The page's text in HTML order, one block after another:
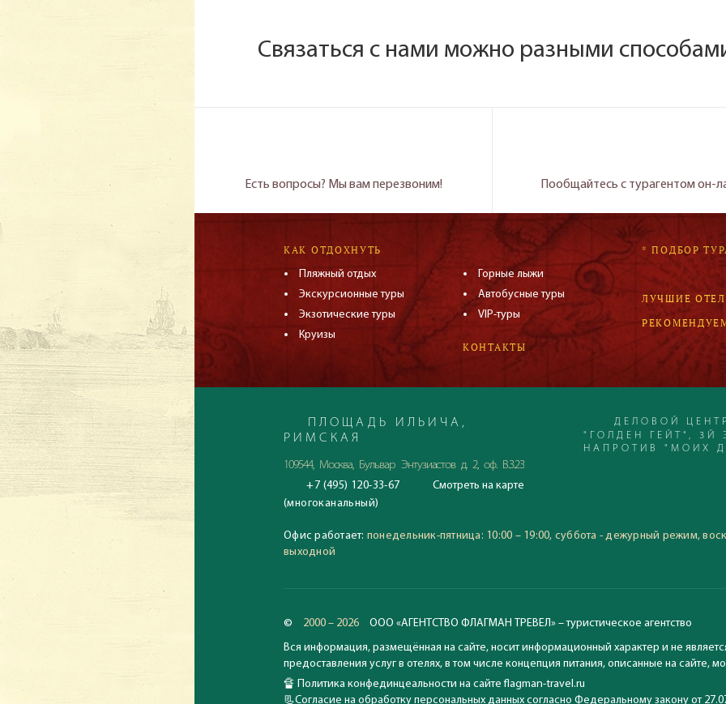
Связаться с нами можно разными
Есть вопросы? Мы вам перезвоним! Пообщайтесь с турагентом он-
КАК ОТДОХНУТЬ
Пляжный отдых
Экскурсионные туры
Экзотические туры
Круизы
Горные лыжи
Автобусные туры
VIP-туры
* ПОДБОР
ЛУЧШИЕ
КОНТАКТЫ
ПЛОЩАДЬ ИЛЬИЧА,
РИМСКАЯ
109544, Москва, Бульвар Энтузиастов д. 2, оф. В.3.23
+7 (495) 120-33-67
(многоканальный)
Смотреть на карте
ДЕЛОВОЙ ЦЕНТР
"ГОЛДЕН ГЕЙТ", 3Й
НАПРОТИВ "МОИХ
воскресение: выходной
Офис работает: понедельник-пятница: 10:00 – 19:00, суббота - дежурный режим,
выходной
© 2000 – 2026
ООО «АГЕНТСТВО ФЛАГМАН ТРЕВЕЛ» – туристическое агентство
Вся информация, размещённая на сайте, носит информационный характер и не
предоставления услуг в отелях, в том числе концепция питания, описанные на сайте,
🔏 Политика конфединцеальности на сайте flagman-travel.ru
📃Согласие на обработку персональных данных согласно Федеральному закону от